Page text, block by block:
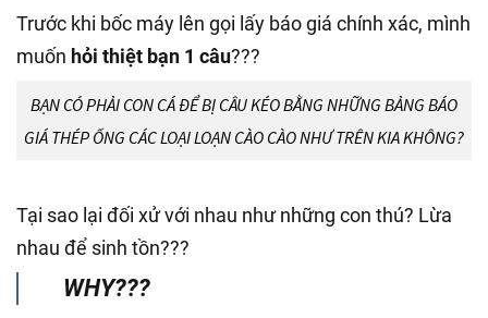
Trước khi bốc máy lên gọi lấy báo giá chính xác, mình
muốn hỏi thiệt bạn 1 câu???
BẠN CÓ PHẢI CON CÁ ĐỂ BỊ CÂU KÉO BẰNG NHỮNG BẢNG BÁO
GIÁ THÉP ỐNG CÁC LOẠI LOẠN CÀO CÀO NHƯ TRÊN KIA KHÔNG?
Tại sao lại đối xử với nhau như những con thú? Lừa
nhau để sinh tồn???
WHY???